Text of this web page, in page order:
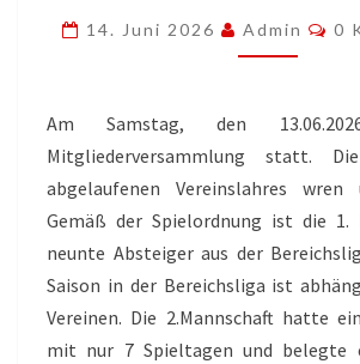
2026
14. Juni 2026 Admin 0
Am Samstag, den
Mitgliederversammlung statt.
abgelaufenen Vereinslahres wren
Gemäß der Spielordnung ist die 1.
neunte Absteiger aus der
Saison in der Bereichsliga ist
Vereinen. Die 2.Mannschaft hatte
mit nur 7 Spieltagen und belegte